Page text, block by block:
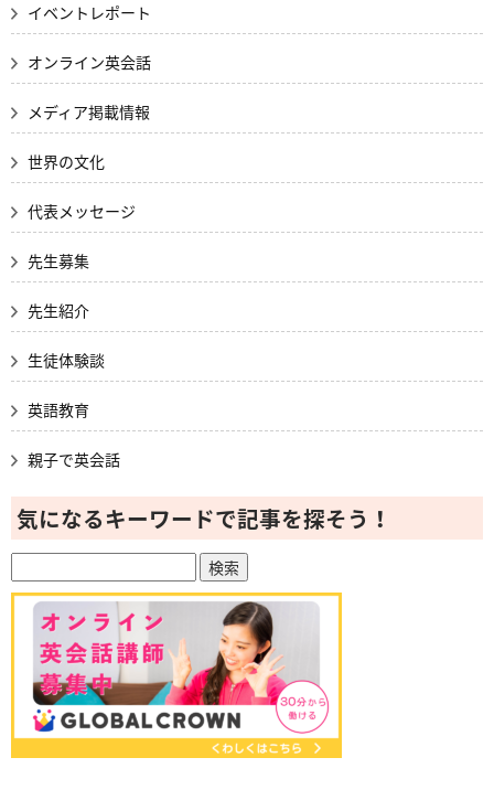
イベントレポート
オンライン英会話
メディア掲載情報
世界の文化
代表メッセージ
先生募集
先生紹介
生徒体験談
英語教育
親子で英会話
気になるキーワードで記事を探そう！